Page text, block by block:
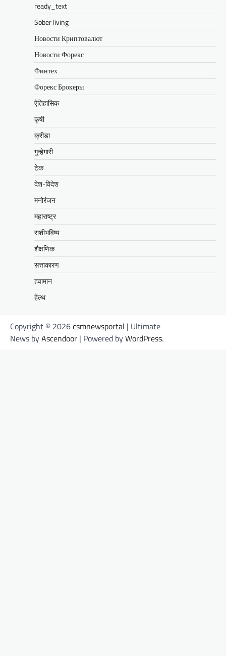
ready_text
Sober living
Новости Криптовалют
Новости Форекс
Финтех
Форекс Брокеры
ऐतिहासिक
कृषी
क्रीडा
गुन्हेगारी
टेक
देश-विदेश
मनोरंजन
महाराष्ट्र
राशीभविष्य
शैक्षणिक
सत्ताकारण
हवामान
हेल्थ
Copyright © 2026csmnewsportal | Ultimate
News byAscendoor | Powered byWordPress.